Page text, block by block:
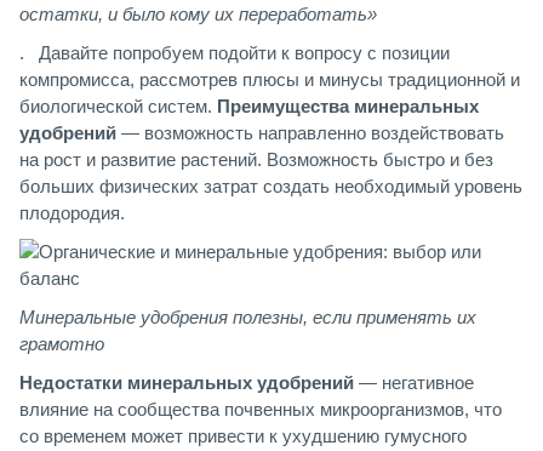
остатки, и было кому их переработать»
. Давайте попробуем подойти к вопросу с позиции
компромисса, рассмотрев плюсы и минусы традиционной и
биологической систем. Преимущества минеральных
удобрений — возможность направленно воздействовать
на рост и развитие растений. Возможность быстро и без
больших физических затрат создать необходимый уровень
плодородия.
Минеральные удобрения полезны, если применять их
грамотно
Недостатки минеральных удобрений — негативное
влияние на сообщества почвенных микроорганизмов, что
со временем может привести к ухудшению гумусного